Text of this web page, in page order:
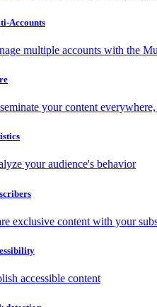
Accounts
multiple accounts with the
your content
your audience's behavior
exclusive content with your
accessible content